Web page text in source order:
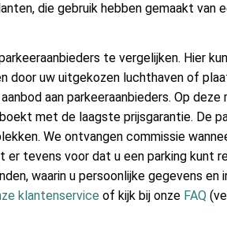
die gebruik hebben gemaakt van
te vergelijken. Hier
door uw uitgekozen luchthaven of
aan parkeeraanbieders. Op
met de laagste prijsgarantie. De
We ontvangen commissie
tevens voor dat u een parking kunt
waarin u persoonlijke gegevens
klantenservice of kijk bij onze FAQ